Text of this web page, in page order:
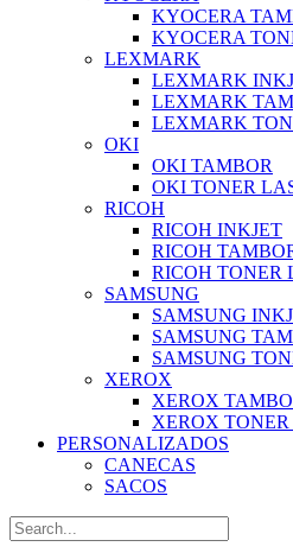
KYOCERA
KYOCERA
LEXMARK
LEXMARK
LEXMARK
LEXMARK
OKI
OKI TAMBOR
OKI TONER
RICOH
RICOH INKJET
RICOH
RICOH TONER
SAMSUNG
SAMSUNG
SAMSUNG
SAMSUNG
XEROX
XEROX
XEROX TONER
PERSONALIZADOS
CANECAS
SACOS